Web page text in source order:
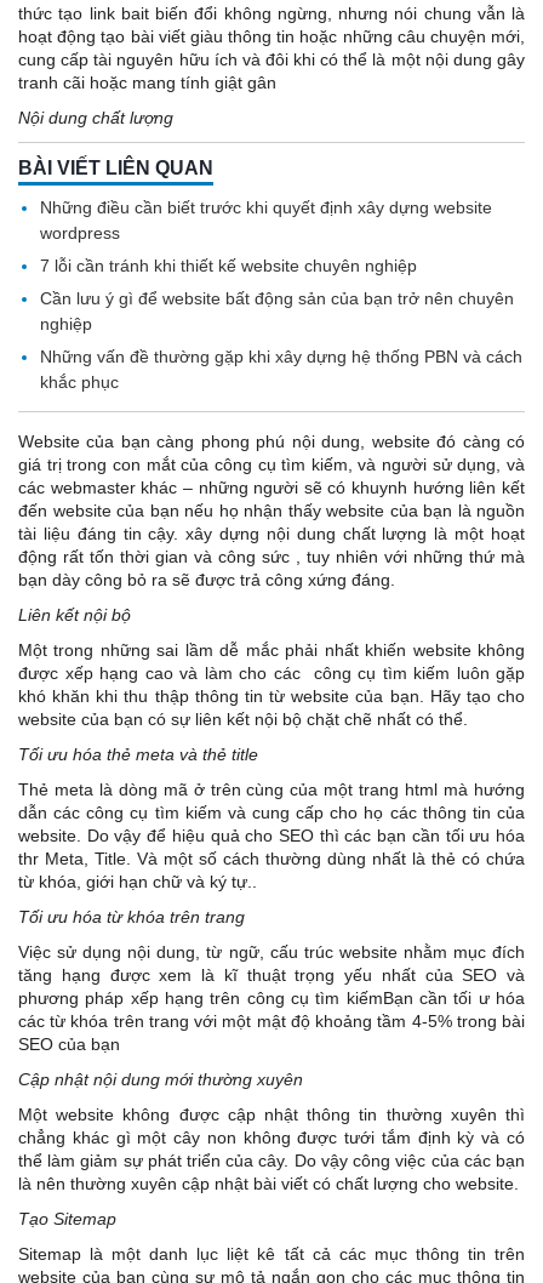
thức tạo link bait biến đổi không ngừng, nhưng nói chung vẫn là
hoạt động tạo bài viết giàu thông tin hoặc những câu chuyện mới,
cung cấp tài nguyên hữu ích và đôi khi có thể là một nội dung gây
tranh cãi hoặc mang tính giật gân
Nội dung chất lượng
BÀI VIẾT LIÊN QUAN
Những điều cần biết trước khi quyết định xây dựng website
wordpress
7 lỗi cần tránh khi thiết kế website chuyên nghiệp
Cần lưu ý gì để website bất động sản của bạn trở nên chuyên
nghiệp
Những vấn đề thường gặp khi xây dựng hệ thống PBN và cách
khắc phục
Website của bạn càng phong phú nội dung, website đó càng có
giá trị trong con mắt của công cụ tìm kiếm, và người sử dụng, và
các webmaster khác – những người sẽ có khuynh hướng liên kết
đến website của bạn nếu họ nhận thấy website của bạn là nguồn
tài liệu đáng tin cậy. xây dựng nội dung chất lượng là một hoạt
động rất tốn thời gian và công sức , tuy nhiên với những thứ mà
bạn dày công bỏ ra sẽ được trả công xứng đáng.
Liên kết nội bộ
Một trong những sai lầm dễ mắc phải nhất khiến website không
được xếp hạng cao và làm cho các công cụ tìm kiếm luôn gặp
khó khăn khi thu thập thông tin từ website của bạn. Hãy tạo cho
website của bạn có sự liên kết nội bộ chặt chẽ nhất có thể.
Tối ưu hóa thẻ meta và thẻ title
Thẻ meta là dòng mã ở trên cùng của một trang html mà hướng
dẫn các công cụ tìm kiếm và cung cấp cho họ các thông tin của
website. Do vậy để hiệu quả cho SEO thì các bạn cần tối ưu hóa
thr Meta, Title. Và một số cách thường dùng nhất là thẻ có chứa
từ khóa, giới hạn chữ và ký tự..
Tối ưu hóa từ khóa trên trang
Việc sử dụng nội dung, từ ngữ, cấu trúc website nhằm mục đích
tăng hạng được xem là kĩ thuật trọng yếu nhất của SEO và
phương pháp xếp hạng trên công cụ tìm kiếmBạn cần tối ư hóa
các từ khóa trên trang với một mật độ khoảng tầm 4-5% trong bài
SEO của bạn
Cập nhật nội dung mới thường xuyên
Một website không được cập nhật thông tin thường xuyên thì
chẳng khác gì một cây non không được tưới tắm định kỳ và có
thể làm giảm sự phát triển của cây. Do vậy công việc của các bạn
là nên thường xuyên cập nhật bài viết có chất lượng cho website.
Tạo Sitemap
Sitemap là một danh lục liệt kê tất cả các mục thông tin trên
website của bạn cùng sự mô tả ngắn gọn cho các mục thông tin